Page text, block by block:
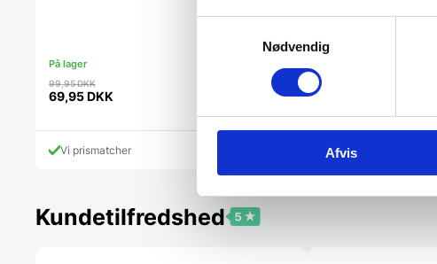
Nødvendig
Afvis
99,95DKKDen
oprindelige
var:
99,95 DKK.
69,95DKK
aktuelle
pris
er:Vi prismatcher
189,00 DKK
pris
var:
189,00 DKK.
132,00
aktuelle
132,00 DKK.
Vi prismatcher
Kundetilfredshed